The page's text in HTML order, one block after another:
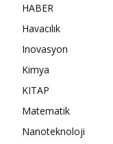
HABER
Havacılık
Inovasyon
Kimya
KITAP
Matematik
Nanoteknoloji